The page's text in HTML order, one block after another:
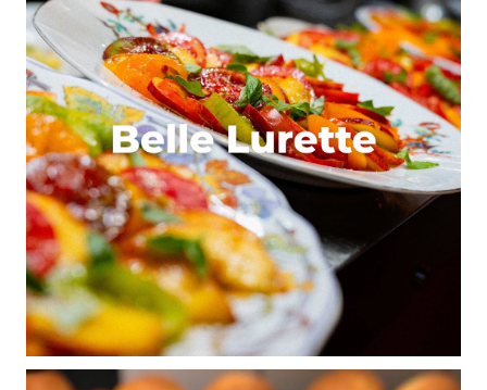
> Profiter de la terre battue pour ne pas trop s’user
les articulations
Répondre
Hello,
Étudiant en master de marketing nous réalisons
une étude sur les valeurs associés aux baskets de
running (santé, plaisir, bien être, compétition…)
nous avons besoin de vos impressions pour
constituer notre étude.
Pourriez vous s’il vous plaît prendre quelques
Running69
4 janvier 2016 à 12 h 57 min